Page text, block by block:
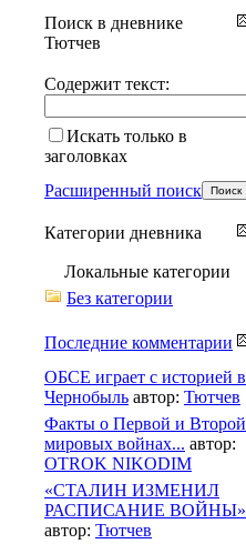
Поиск в дневнике
Тютчев
Содержит текст:
Искать только в
заголовках
Расширенный поиск
Категории дневника
Локальные категории
Без категории
Последние комментарии
ОБСЕ играет с историей в
Чернобыль автор: Тютчев
Факты о Первой и Второй
мировых войнах... автор:
OTROK NIKODIM
«СТАЛИН ИЗМЕНИЛ
РАСПИСАНИЕ ВОЙНЫ»
автор: Тютчев